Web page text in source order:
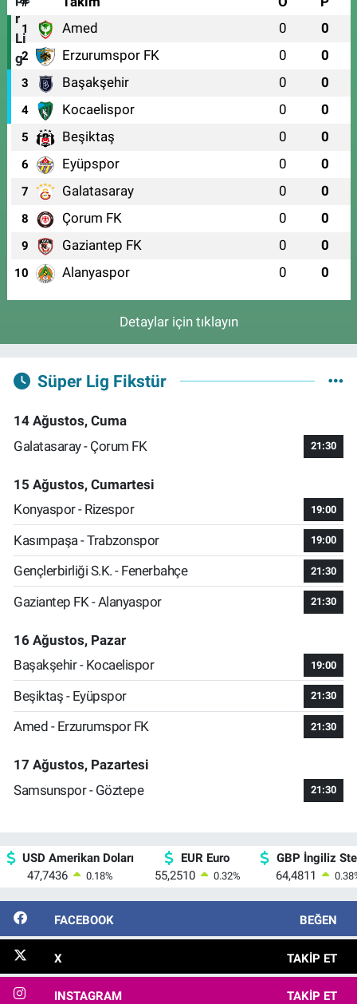
1 Amed 0 0
2 Erzurumspor FK 0 0
3 Başakşehir 0 0
4 Kocaelispor 0 0
5 Beşiktaş 0 0
6 Eyüpspor 0 0
7 Galatasaray 0 0
8 Çorum FK 0 0
9 Gaziantep FK 0 0
10 Alanyaspor 0 0
Detaylar için tıklayın
Süper Lig Fikstür
14 Ağustos, Cuma
Galatasaray - Çorum FK
21:30
15 Ağustos, Cumartesi
Konyaspor - Rizespor
19:00
Kasımpaşa - Trabzonspor 19:00
Gençlerbirliği S.K. - Fenerbahçe 21:30
Gaziantep FK - Alanyaspor 21:30
16 Ağustos, Pazar
Başakşehir - Kocaelispor
19:00
Beşiktaş - Eyüpspor 21:30
Amed - Erzurumspor FK 21:30
17 Ağustos, Pazartesi
Samsunspor - Göztepe
21:30
USD Amerikan Doları
47,7436
0.18%
EUR Euro
55,2510
0.32%
GBP İngiliz
64,4811
0.38
FACEBOOK BEĞEN
X TAKIP ET
INSTAGRAM TAKIP ET